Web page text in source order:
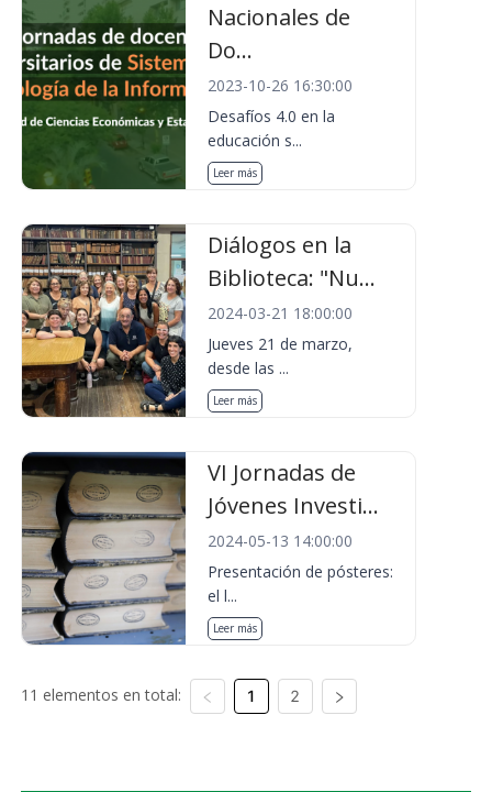
Nacionales de
Do...
2023-10-26 16:30:00
Desafíos 4.0 en la
educación s...
Leer más
Diálogos en la
Biblioteca: "Nu...
2024-03-21 18:00:00
Jueves 21 de marzo,
desde las ...
Leer más
VI Jornadas de
Jóvenes Investi...
2024-05-13 14:00:00
Presentación de pósteres:
el l...
Leer más
11 elementos en total: 1 2